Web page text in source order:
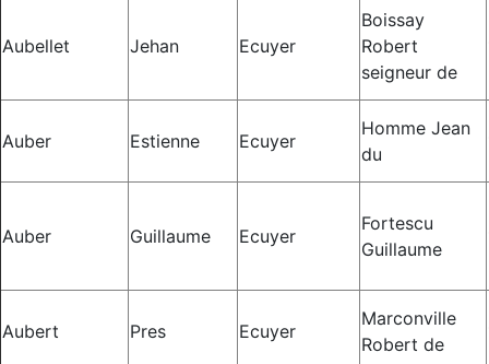
Aubellet Jehan Ecuyer
Boissay
Robert
seigneur de
Auber Estienne Ecuyer
Homme Jean
du
Auber Guillaume Ecuyer
Fortescu
Guillaume
Aubert Pres Ecuyer
Marconville
Robert de